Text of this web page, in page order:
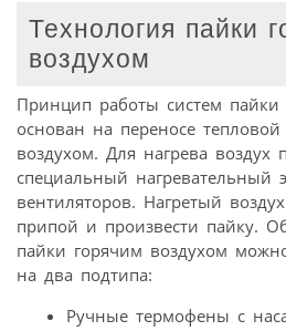
Технология пайки
воздухом
Принцип работы систем пайки
основан на переносе
воздухом. Для нагрева воздух
специальный
вентиляторов. Нагретый
припой и произвести пайку.
пайки горячим воздухом
на два подтипа:
Ручные термофены с